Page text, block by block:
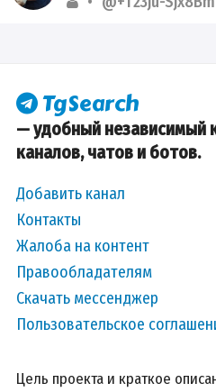
— удобный независимый
каналов, чатов и ботов.
Добавить канал
Контакты
Жалоба на контент
Правообладателям
Скачать мессенджер
Пользовательское
Цель проекта и краткое